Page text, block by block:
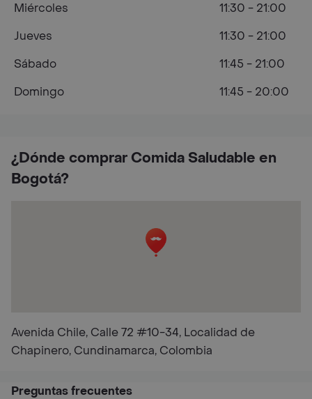
¿Dónde comprar Comida Saludable en
Bogotá?
Avenida Chile, Calle 72 #10-34, Localidad de
Chapinero, Cundinamarca, Colombia
Miércoles
11:30 - 21:00
Jueves
11:30 - 21:00
Sábado
11:45 - 21:00
Domingo
11:45 - 20:00
Preguntas frecuentes